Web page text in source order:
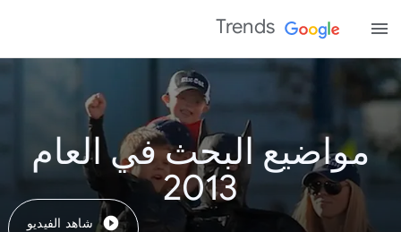
Trends
مواضيع البحث في العام
2013
شاهد الفيديو